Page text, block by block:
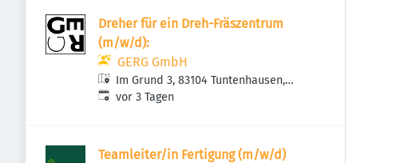
Dreher für ein Dreh-Fräszentrum
(m/w/d):
GERG GmbH
Im Grund 3, 83104 Tuntenhausen,
Deutschland
Veröffentlicht:
vor 3 Tagen
Teamleiter/in Fertigung (m/w/d)